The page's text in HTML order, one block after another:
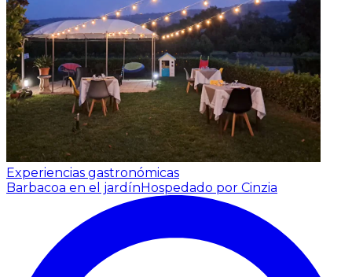
Experiencias gastronómicas
Barbacoa en el jardínHospedado por Cinzia